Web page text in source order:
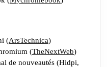
(ArsTechnica)
(TheNextWeb)
de nouveautés (Hidpi,